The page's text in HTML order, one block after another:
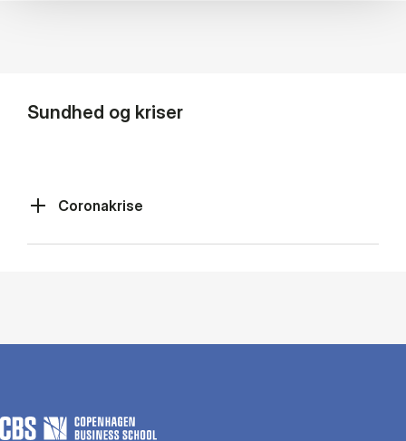
Sundhed og kriser
Coronakrise